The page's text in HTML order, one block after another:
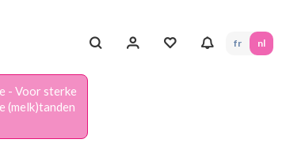
fr nl
- Voor sterke
(melk)tanden